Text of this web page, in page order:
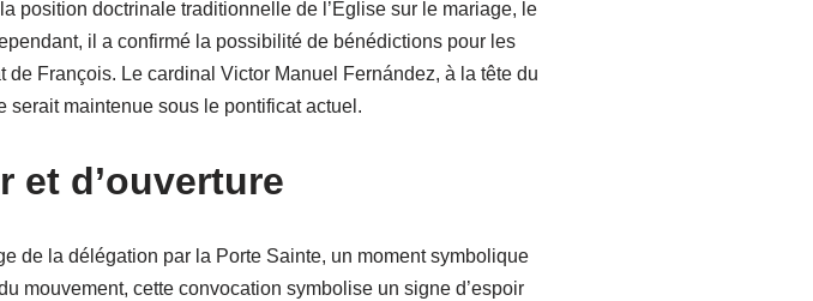
position doctrinale traditionnelle de l’Église sur le mariage, le
il a confirmé la possibilité de bénédictions pour les
François. Le cardinal Victor Manuel Fernández, à la tête du
serait maintenue sous le pontificat actuel.
et d’ouverture
de la délégation par la Porte Sainte, un moment symbolique
mouvement, cette convocation symbolise un signe d’espoir